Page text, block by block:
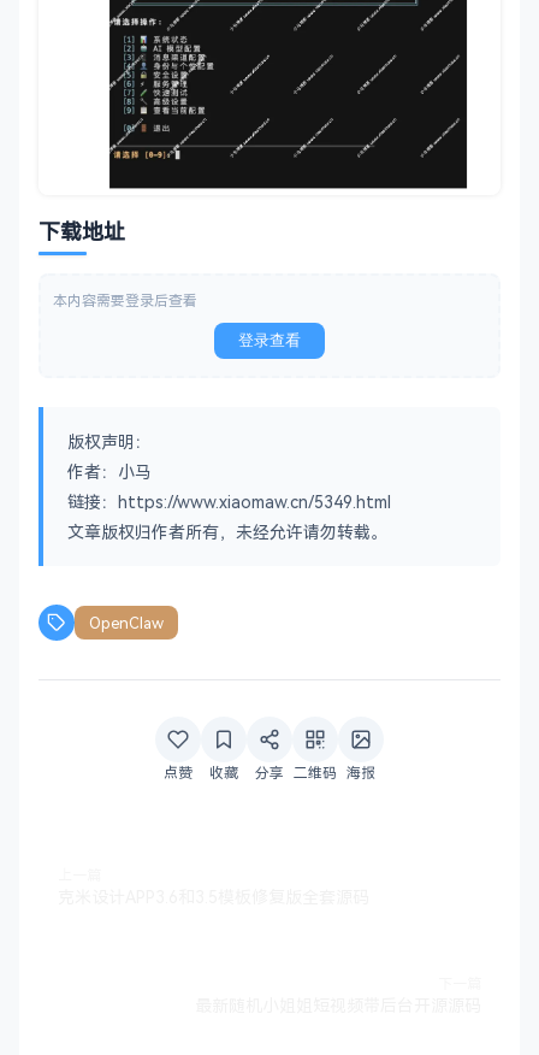
下载地址
本内容需要登录后查看
登录查看
版权声明：
作者：小马
链接：https://www.xiaomaw.cn/5349.html
文章版权归作者所有，未经允许请勿转载。
OpenClaw
点赞 收藏 分享 二维码 海报